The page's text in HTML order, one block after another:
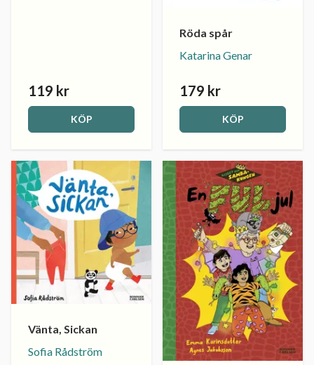
119 kr
KÖP
Röda spår
Katarina Genar
179 kr
KÖP
Vänta, Sickan
Sofia Rådström